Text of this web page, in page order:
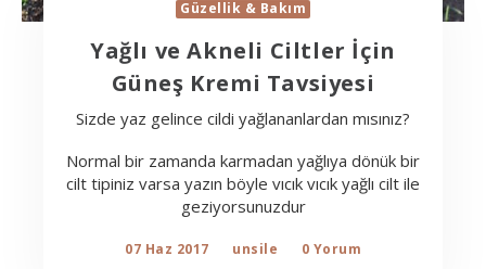
Güzellik & Bakım
Yağlı ve Akneli Ciltler İçin
Güneş Kremi Tavsiyesi
Sizde yaz gelince cildi yağlananlardan mısınız?
Normal bir zamanda karmadan yağlıya dönük bir
cilt tipiniz varsa yazın böyle vıcık vıcık yağlı cilt ile
geziyorsunuzdur
07 Haz 2017 unsile 0 Yorum